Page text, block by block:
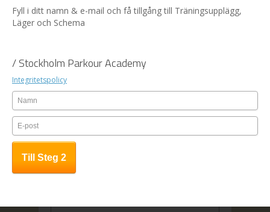
Boka
OBS! Anmälan är bindande.
UPPGIFTER OM DELTAGAREN
Förnamn
Fyll i ditt namn & e-mail och få tillgång till Träningsupplägg,
Läger och Schema
/ Stockholm Parkour Academy
Integritetspolicy